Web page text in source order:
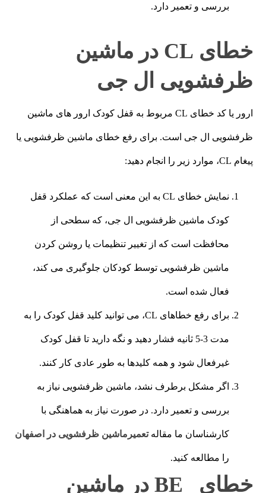
بررسی و تعمیر دارد.
خطای CL در ماشین
ظرفشویی ال جی
ارور یا کد خطای CL مربوط به قفل کودک ارور های ماشین
ظرفشویی ال جی است. برای رفع خطای ماشین ظرفشویی یا
پیغام CL، موارد زیر را انجام دهید:
نمایش خطای CL به این معنی است که عملکرد قفل
کودک ماشین ظرفشویی ال جی، که سطحی از
محافظت است که از تغییر تنظیمات یا روشن کردن
ماشین ظرفشویی توسط کودکان جلوگیری می کند،
فعال شده است.
برای رفع خطاهای CL، می توانید کلید قفل کودک را به
مدت 3-5 ثانیه فشار دهید و نگه دارید تا قفل کودک
غیرفعال شود و همه کلیدها به طور عادی کار کنند.
اگر مشکل برطرف نشد، ماشین ظرفشویی نیاز به
بررسی و تعمیر دارد. در صورت نیاز به هماهنگی با
کارشناسان ما مقالهتعمیرماشین ظرفشویی در اصفهان
را مطالعه کنید.
خطای BE در ماشین